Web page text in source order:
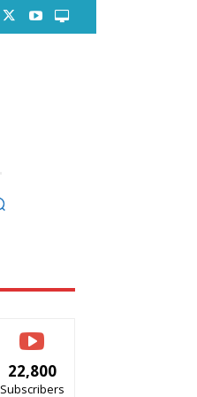
22,800
Subscribers